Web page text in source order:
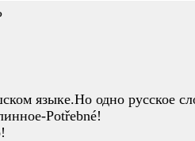
языке.Но одно русское
Potřebné!